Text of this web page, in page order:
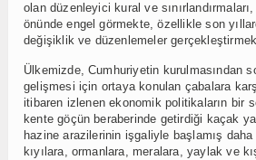
olan düzenleyici kural ve
önünde engel görmekte, özellikle son
değişiklik ve düzenlemeler
Ülkemizde, Cumhuriyetin kurulmasından
gelişmesi için ortaya konulan çabalara
itibaren izlenen ekonomik politikaların bir
kente göçün beraberinde getirdiği kaçak
hazine arazilerinin işgaliyle başlamış daha
kıyılara, ormanlara, meralara, yaylak ve